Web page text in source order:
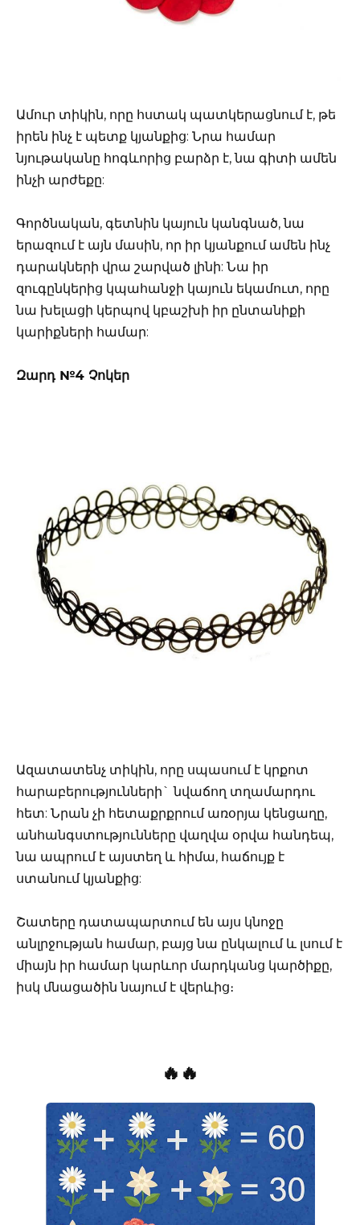
Ամուր տիկին, որը հստակ պատկերացնում է, թե
իրեն ինչ է պետք կյանքից: Նրա համար
նյութականը հոգևորից բարձր է, նա գիտի ամեն
ինչի արժեքը:
Գործնական, գետնին կայուն կանգնած, նա
երազում է այն մասին, որ իր կյանքում ամեն ինչ
դարակների վրա շարված լինի: Նա իր
զուգընկերից կպահանջի կայուն եկամուտ, որը
նա խելացի կերպով կբաշխի իր ընտանիքի
կարիքների համար:
Զարդ №4 Չոկեր
Ազատատենչ տիկին, որը սպասում է կրքոտ
հարաբերությունների` նվաճող տղամարդու
հետ: Նրան չի հետաքրքրում առօրյա կենցաղը,
անհանգստությունները վաղվա օրվա հանդեպ,
նա ապրում է այստեղ և հիմա, հաճույք է
ստանում կյանքից:
Շատերը դատապարտում են այս կնոջը
անլրջության համար, բայց նա ընկալում և լսում է
միայն իր համար կարևոր մարդկանց կարծիքը,
իսկ մնացածին նայում է վերևից։
🔥🔥